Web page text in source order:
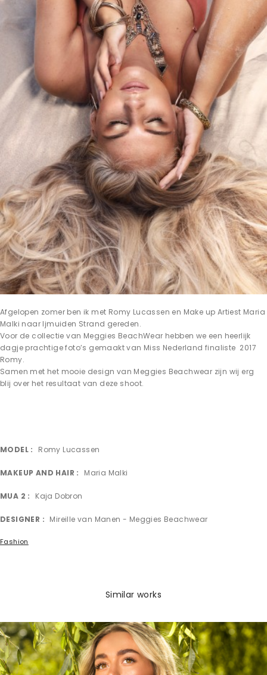
Afgelopen zomer ben ik met Romy Lucassen en Make up Artiest Maria
Malki naar Ijmuiden Strand gereden.
Voor de collectie van Meggies BeachWear hebben we een heerlijk
dagje prachtige foto’s gemaakt van Miss Nederland finaliste 2017
Romy.
Samen met het mooie design van Meggies Beachwear zijn wij erg
blij over het resultaat van deze shoot.
MODEL Romy Lucassen
MAKEUP AND HAIR Maria Malki
MUA 2 Kaja Dobron
DESIGNER Mireille van Manen - Meggies Beachwear
Fashion
Similar works